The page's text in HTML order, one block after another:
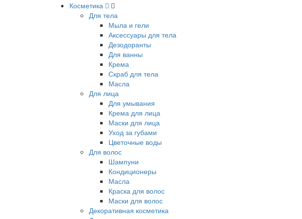
Косметика
Для тела
Мыла и гели
Аксессуары для тела
Дезодоранты
Для ванны
Крема
Скраб для тела
Масла
Для лица
Для умывания
Крема для лица
Маски для лица
Уход за губами
Цветочные воды
Для волос
Шампуни
Кондиционеры
Масла
Краска для волос
Маски для волос
Декоративная косметика